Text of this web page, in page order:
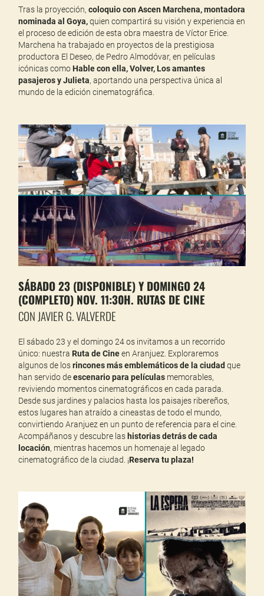
Tras la proyección,coloquio con Ascen Marchena, montadora
nominada al Goya,quien compartirá su visión y experiencia en
el proceso de edición de esta obra maestra de Víctor Erice.
Marchena ha trabajado en proyectos de la prestigiosa
productora El Deseo, de Pedro Almodóvar, en películas
icónicas comoHable con ella, Volver, Los amantes
pasajeros y Julieta, aportando una perspectiva única al
mundo de la edición cinematográfica.
SÁBADO 23 (DISPONIBLE) Y DOMINGO 24
(COMPLETO) NOV. 11:30H. RUTAS DE CINE
CON JAVIER G. VALVERDE
El sábado 23 y el domingo 24 os invitamos a un recorrido
único: nuestraRuta de Cineen Aranjuez. Exploraremos
algunos de losrincones más emblemáticos de la ciudadque
han servido deescenario para películas memorables,
reviviendo momentos cinematográficos en cada parada.
Desde sus jardines y palacios hasta los paisajes ribereños,
estos lugares han atraído a cineastas de todo el mundo,
convirtiendo Aranjuez en un punto de referencia para el cine.
Acompáñanos y descubre lashistorias detrás de cada
locación, mientras hacemos un homenaje al legado
cinematográfico de la ciudad. ¡Reserva tu plaza!